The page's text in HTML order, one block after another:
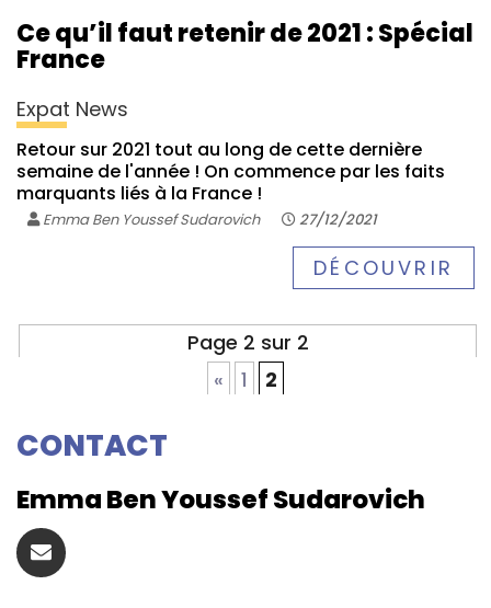
Ce qu’il faut retenir de 2021 : Spécial
France
Expat News
Retour sur 2021 tout au long de cette dernière
semaine de l'année ! On commence par les faits
marquants liés à la France !
Emma Ben Youssef Sudarovich 27/12/2021
DÉCOUVRIR
Page 2 sur 2
«
1 2
CONTACT
Emma Ben Youssef Sudarovich